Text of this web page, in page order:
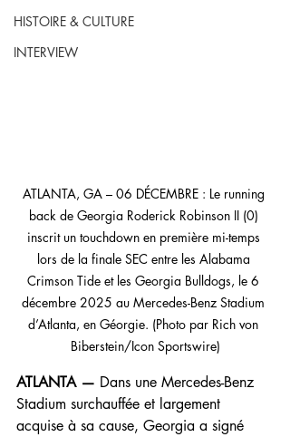
HISTOIRE & CULTURE
INTERVIEW
ATLANTA, GA – 06 DÉCEMBRE : Le running
back de Georgia Roderick Robinson II (0)
inscrit un touchdown en première mi-temps
lors de la finale SEC entre les Alabama
Crimson Tide et les Georgia Bulldogs, le 6
décembre 2025 au Mercedes-Benz Stadium
d’Atlanta, en Géorgie. (Photo par Rich von
Biberstein/Icon Sportswire)
ATLANTA — Dans une Mercedes-Benz
Stadium surchauffée et largement
acquise à sa cause, Georgia a signé